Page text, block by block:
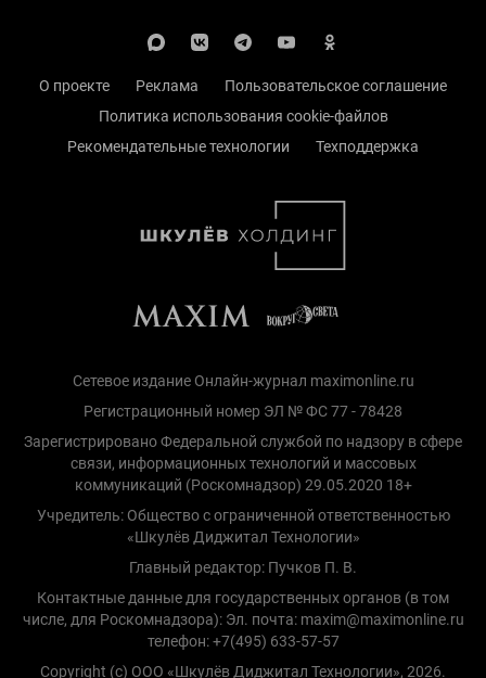
О проекте Реклама
Пользовательское соглашение
Политика использования cookie-файлов
Рекомендательные технологии
Техподдержка
Сетевое издание Онлайн-журнал maximonline.ru
Регистрационный номер ЭЛ № ФС 77 - 78428
Зарегистрировано Федеральной службой по надзору в сфере
связи, информационных технологий и массовых
коммуникаций (Роскомнадзор) 29.05.2020 18+
Учредитель: Общество с ограниченной ответственностью
«Шкулёв Диджитал Технологии»
Главный редактор: Пучков П. В.
Контактные данные для государственных органов (в том
числе, для Роскомнадзора): Эл. почта: maxim@maximonline.ru
телефон: +7(495) 633-57-57
Copyright (с) ООО «Шкулёв Диджитал Технологии», 2026.